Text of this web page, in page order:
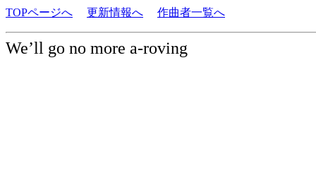
TOPページへ 更新情報へ 作曲者一覧へ
We’ll go no more a-roving